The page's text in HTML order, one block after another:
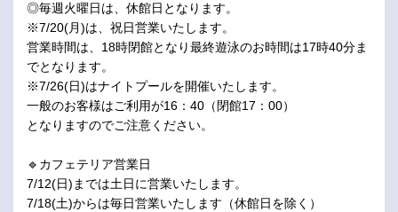
◎毎週火曜日は、休館日となります。
※7/20(月)は、祝日営業いたします。
営業時間は、18時閉館となり最終遊泳のお時間は17時40分ま
でとなります。
※7/26(日)はナイトプールを開催いたします。
一般のお客様はご利用が16：40（閉館17：00）
となりますのでご注意ください。
🔹カフェテリア営業日
7/12(日)までは土日に営業いたします。
7/18(土)からは毎日営業いたします（休館日を除く）